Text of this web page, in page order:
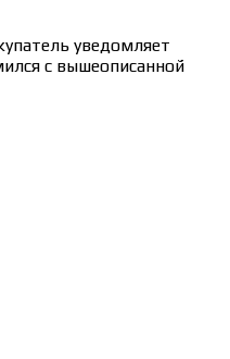
уведомляет
с вышеописанной